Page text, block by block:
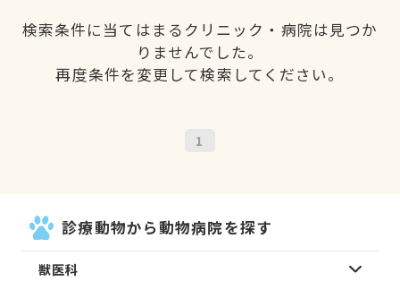
検索条件に当てはまるクリニック・病院は見つか
りませんでした。
再度条件を変更して検索してください。
1
診療動物から動物病院を探す
獣医科